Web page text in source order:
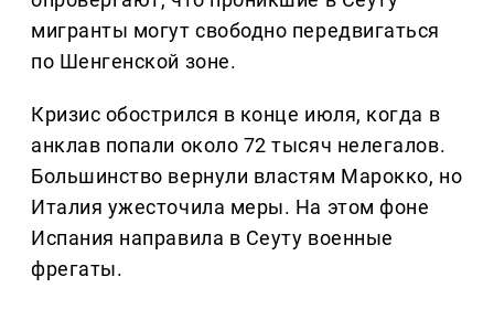
мигранты могут свободно передвигаться
по Шенгенской зоне.
Кризис обострился в конце июля, когда в
анклав попали около 72 тысяч нелегалов.
Большинство вернули властям Марокко, но
Италия ужесточила меры. На этом фоне
Испания направила в Сеуту военные
фрегаты.